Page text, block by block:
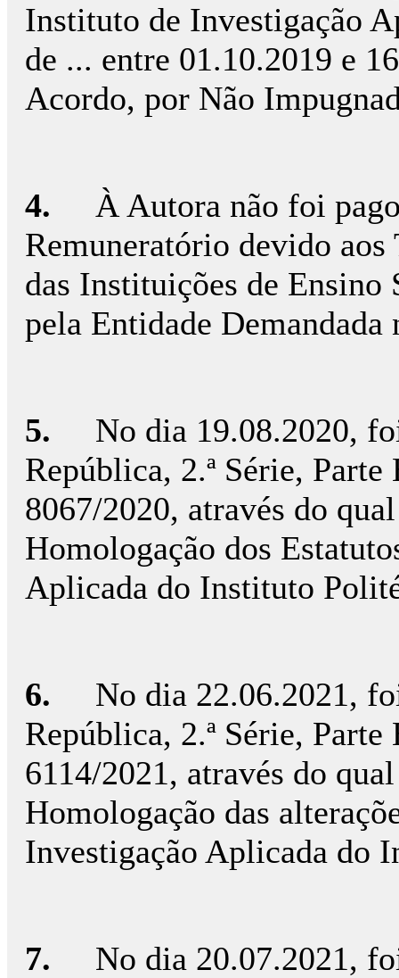
Instituto de Investigação
de ... entre 01.10.2019 e
Acordo, por Não
4. À Autora não foi
Remuneratório devido aos
das Instituições de Ensino
pela Entidade Demandada
5. No dia 19.08.2020,
República, 2.ª Série, Parte
8067/2020, através do
Homologação dos
Aplicada do Instituto
6. No dia 22.06.2021,
República, 2.ª Série, Parte
6114/2021, através do
Homologação das
Investigação Aplicada do
7. No dia 20.07.2021,